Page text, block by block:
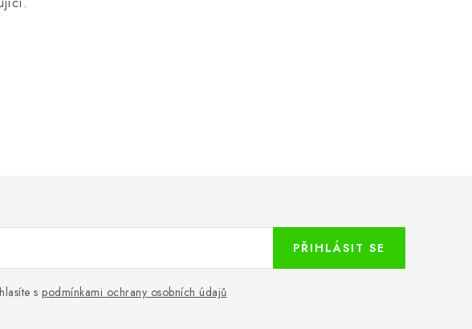
s podmínkami ochrany osobních údajů
PŘIHLÁSIT SE